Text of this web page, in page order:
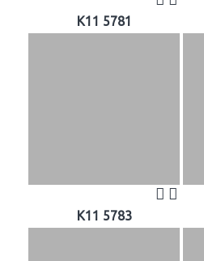
K11 5781
K11 5783